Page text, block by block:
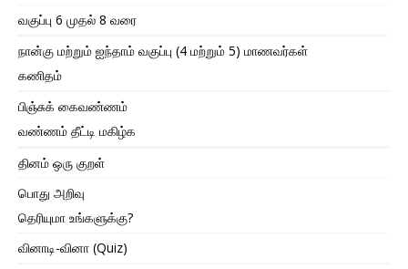
வகுப்பு 6 முதல் 8 வரை
நான்கு மற்றும் ஐந்தாம் வகுப்பு (4 மற்றும் 5) மாணவர்கள்
கணிதம்
பிஞ்சுக் கைவண்ணம்
வண்ணம் தீட்டி மகிழ்க
தினம் ஒரு குறள்
பொது அறிவு
தெரியுமா உங்களுக்கு?
வினாடி-வினா (Quiz)